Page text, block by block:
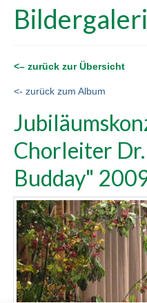
<– zurück zur Übersicht
<- zurück zum Album
Chorleiter
Budday"